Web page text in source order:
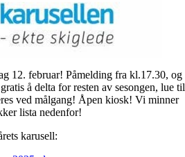
12. februar! Påmelding fra kl.17.30, og
å delta for resten av sesongen, lue til
ved målgang! Åpen kiosk! Vi minner
lista nedenfor!
karusell: